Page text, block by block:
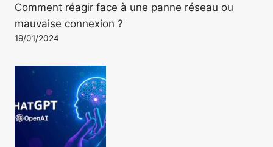
Comment réagir face à une panne réseau ou
mauvaise connexion ?
19/01/2024